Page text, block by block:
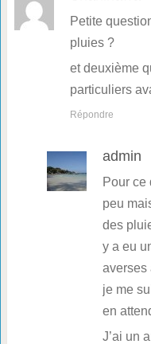
Petite
pluies ?
et deuxième
particuliers
Répondre
admin
Pour ce
peu
des
y a eu
averses
je me
en
J’ai un